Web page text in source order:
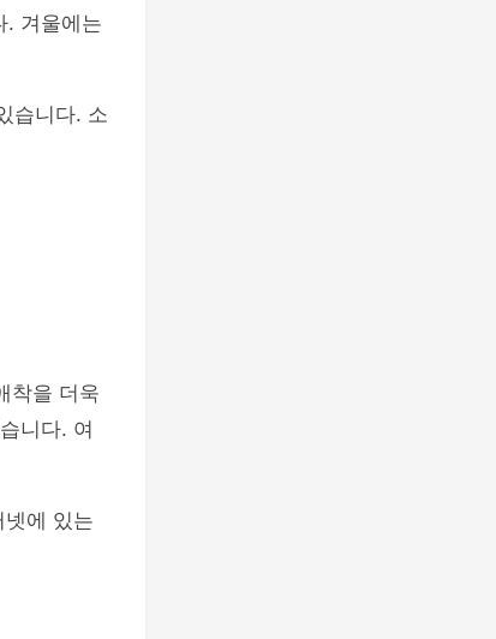
. 겨울에는
습니다. 소
착을 더욱
니다. 여
에 있는